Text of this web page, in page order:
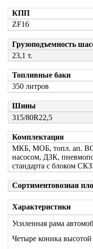
КПП
ZF16
Грузоподъемность
23,1 т.
Топливные баки
350 литров
Шины
315/80R22,5
Комплектация
МКБ, МОБ, топл. ап.
насосом, ДЗК,
стандарта с блоком
Сортиментовозная
Характеристики
Усиленная рама
Четыре коника